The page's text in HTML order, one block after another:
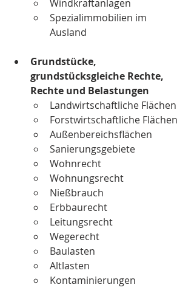
Windkraftanlagen
Spezialimmobilien im
Ausland
Grundstücke,
grundstücksgleiche Rechte,
Rechte und Belastungen
Landwirtschaftliche Flächen
Forstwirtschaftliche Flächen
Außenbereichsflächen
Sanierungsgebiete
Wohnrecht
Wohnungsrecht
Nießbrauch
Erbbaurecht
Leitungsrecht
Wegerecht
Baulasten
Altlasten
Kontaminierungen